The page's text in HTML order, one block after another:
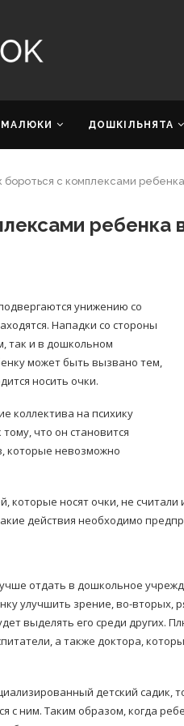
МАЛЮКИ ДОШКІЛЬНЯТА
бороться с комплексами
ребенка
унижению со
Нападки со стороны
так и в дошкольном
может быть вызвано тем,
носить очки.
коллектива на психику
что он становится
которые невозможно
которые носят очки, не
действия необходимо
отдать в дошкольное
улучшить зрение, во-вторых,
выделять его среди других.
а также доктора,
детский садик,
с ним. Таким образом, когда
назвали симптоми
в дітей